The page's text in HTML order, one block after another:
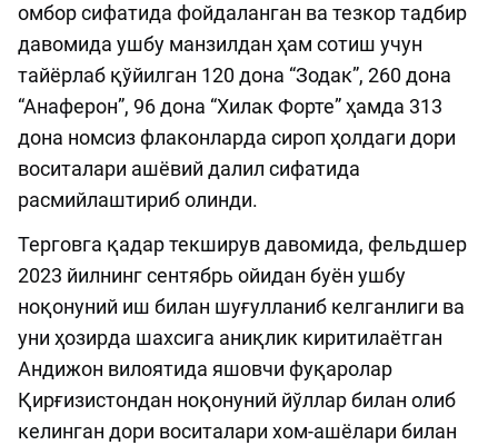
омбор сифатида фойдаланган ва тезкор тадбир
давомида ушбу манзилдан ҳам сотиш учун
тайёрлаб қўйилган 120 дона “Зодак”, 260 дона
“Анаферон”, 96 дона “Хилак Форте” ҳамда 313
дона номсиз флаконларда сироп ҳолдаги дори
воситалари ашёвий далил сифатида
расмийлаштириб олинди.
Терговга қадар текширув давомида, фельдшер
2023 йилнинг сентябрь ойидан буён ушбу
ноқонуний иш билан шуғулланиб келганлиги ва
уни ҳозирда шахсига аниқлик киритилаётган
Андижон вилоятида яшовчи фуқаролар
Қирғизистондан ноқонуний йўллар билан олиб
келинган дори воситалари хом-ашёлари билан